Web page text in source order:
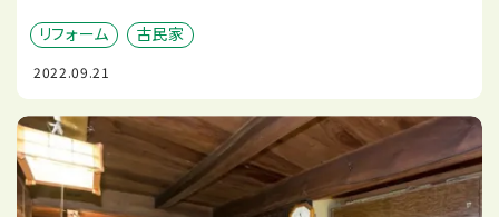
リフォーム 古民家
2022.09.21